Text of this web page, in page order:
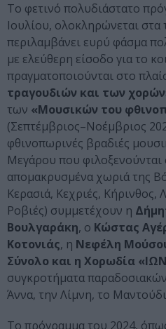
Το φετινό πολυδιάστατο
Ιουλίου, ολοκληρώνεται
περιλαμβάνει ευρύ φάσμα
με ελεύθερη είσοδο για το
πραγματοποιούνται στο
τραγουδιών και των
των «Μουσικών του
(Σεπτέμβριος–Νοέμβριος
φθινοπωρινές βραδιές
Μεγάρου που φιλοξενούνται
απομακρυσμένα χωριά της
Κερασιά, Κεχριές,
Ροβιές) συμμετέχουν η
Βουλγαράκη, ο Κώστας
Κοτονιάς, η Νεφέλη
Σύνολο και η Χορωδία
συγκροτήματα
Άννα, την Λίμνη, το Μαντούδι
Το πρόγραμμα του 2024,